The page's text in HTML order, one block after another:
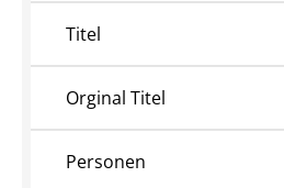
Titel
Orginal Titel
Personen